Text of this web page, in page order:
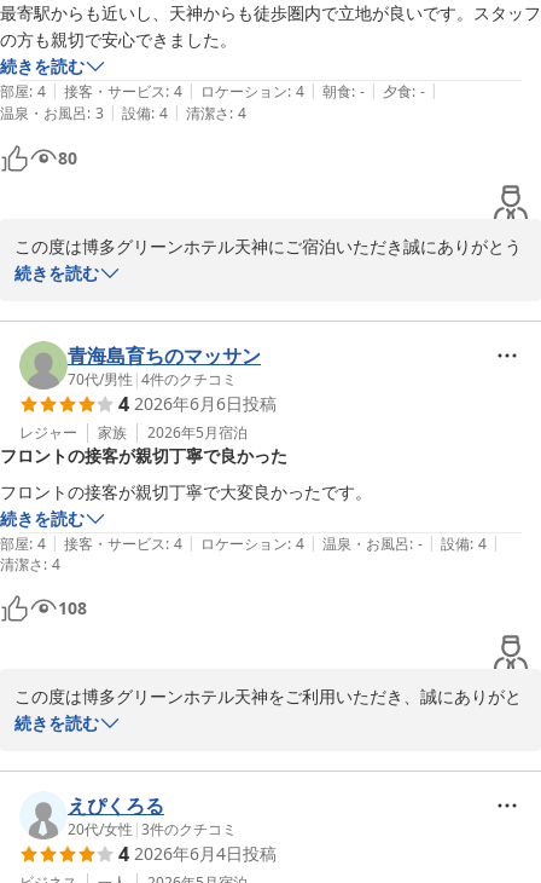
また、客室の空調につきましても快適にお過ごしいただけたようで
安心いたしました。一方で、お部屋の広さにつきましてはご期待に
沿えない点もあったかと存じますが、その中でも快適にお過ごしい
ただけたようで何よりでございます。
これからも、より快適にお過ごしいただけるホテルを目指し、サー
ビスの向上に努めてまいります。またお近くへお越しの際は、ぜひ
当ホテルをご利用くださいませ。スタッフ一同、心よりお待ちして
おります。
博多グリーンホテル天神
2026-07-12
最寄駅からも近いし、天神からも徒歩圏内で立地が良いです。スタッフ
の方も親切で安心できました。
続きを読む
部屋: 4 | 接客・サービス: 4 | ロケーション: 4 | 朝食: - | 夕食: - |
温泉・お風呂: 3 | 設備: 4 | 清潔さ: 4
80
この度は博多グリーンホテル天神にご宿泊いただき誠にありがとう
ございました。
より御礼申し上げます。
お客様のおっしゃる通り当ホテルは地下鉄赤坂駅から徒歩3分以内
に位置しており、近隣にはコンビニやショッピングモールなど充実
しているため家族ずれのお客様などに大変ご好評いただいておりま
す。
今後とも慢心することなくお客様が快適に過ごせる空間を作れるよ
う尽力してまいります。
また機会がございましたら是非当ホテルをご利用くださいませ。
この度は誠にありがとうございました。
フロント　本田
2026-06-27
続きを読む
青海島育ちのマッサン
70代/男性 |4件のクチコミ
4 2026年6月6日投稿
レジャー 家族 2026年5月宿泊
フロントの接客が親切丁寧で良かった
フロントの接客が親切丁寧で大変良かったです。
続きを読む
部屋: 4 | 接客・サービス: 4 | ロケーション: 4 | 温泉・お風呂: - | 設備: 4 |
清潔さ: 4
108
この度は博多グリーンホテル天神をご利用いただき、誠にありがと
うございます。
った」とのお言葉を頂戴し、大変嬉しく拝読いたしました。
お客様からのお言葉は、私どもスタッフにとって何よりの励みでご
ざいます。今後も快適にお過ごしいただけるよう、より一層サービ
続きを読む
えぴくろる
20代/女性 |3件のクチコミ
4 2026年6月4日投稿